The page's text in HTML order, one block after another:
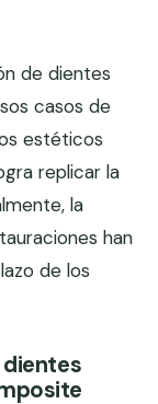
de dientes
casos de
estéticos
replicar la
la
han
de los